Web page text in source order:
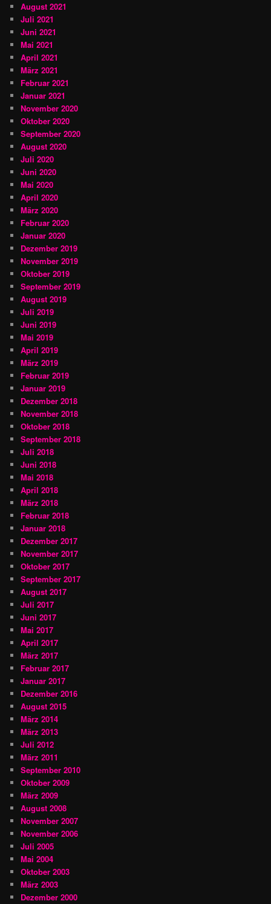
August 2021
Juli 2021
Juni 2021
Mai 2021
April 2021
März 2021
Februar 2021
Januar 2021
November 2020
Oktober 2020
September 2020
August 2020
Juli 2020
Juni 2020
Mai 2020
April 2020
März 2020
Februar 2020
Januar 2020
Dezember 2019
November 2019
Oktober 2019
September 2019
August 2019
Juli 2019
Juni 2019
Mai 2019
April 2019
März 2019
Februar 2019
Januar 2019
Dezember 2018
November 2018
Oktober 2018
September 2018
Juli 2018
Juni 2018
Mai 2018
April 2018
März 2018
Februar 2018
Januar 2018
Dezember 2017
November 2017
Oktober 2017
September 2017
August 2017
Juli 2017
Juni 2017
Mai 2017
April 2017
März 2017
Februar 2017
Januar 2017
Dezember 2016
August 2015
März 2014
März 2013
Juli 2012
März 2011
September 2010
Oktober 2009
März 2009
August 2008
November 2007
November 2006
Juli 2005
Mai 2004
Oktober 2003
März 2003
Dezember 2000